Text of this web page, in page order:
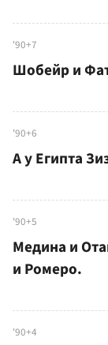
'90+7
Шобейр и
'90+6
А у Египта
'90+5
Медина и
и Ромеро.
'90+4